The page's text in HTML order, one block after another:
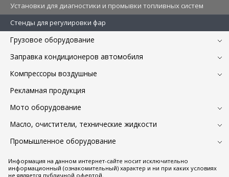
Установки для диагностики и промывки топливных систем
Стенды для регулировки фар
Грузовое оборудование
Заправка кондиционеров автомобиля
Компрессоры воздушные
Рекламная продукция
Мото оборудование
Масло, очистители, технические жидкости
Промышленное оборудование
Информация на данном интернет-сайте носит исключительно
информационный (ознакомительный) характер и ни при каких условиях
не является публичной офертой.